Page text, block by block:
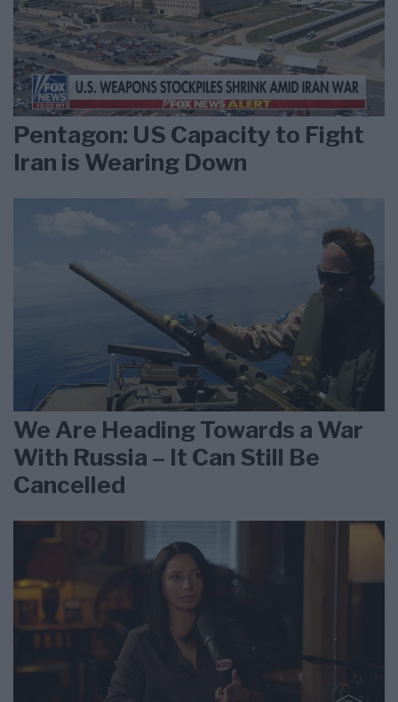
Pentagon: US Capacity to Fight
Iran is Wearing Down
We Are Heading Towards a War
With Russia – It Can Still Be
Cancelled